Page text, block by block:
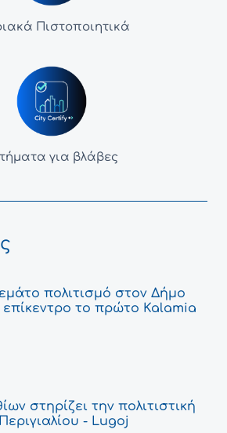
Πιστοποιητικά
για βλάβες
πολιτισμό στον Δήμο
επίκεντρο το πρώτο Kalamia
στηρίζει την πολιτιστική
- Lugoj